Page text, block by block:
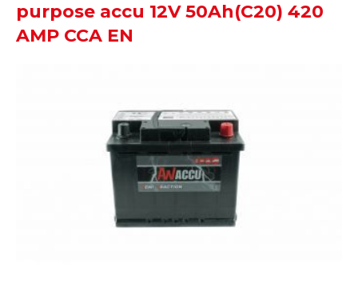
purpose accu 12V 50Ah(C20) 420
AMP CCA EN